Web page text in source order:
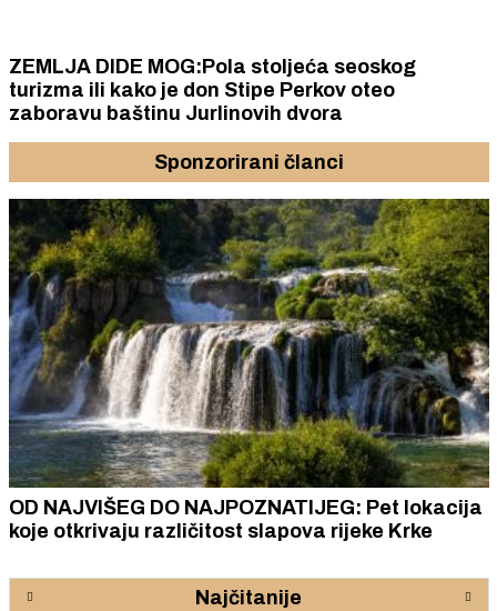
ZEMLJA DIDE MOG:Pola stoljeća seoskog
turizma ili kako je don Stipe Perkov oteo
zaboravu baštinu Jurlinovih dvora
Sponzorirani članci
OD NAJVIŠEG DO NAJPOZNATIJEG: Pet lokacija
koje otkrivaju različitost slapova rijeke Krke
Najčitanije